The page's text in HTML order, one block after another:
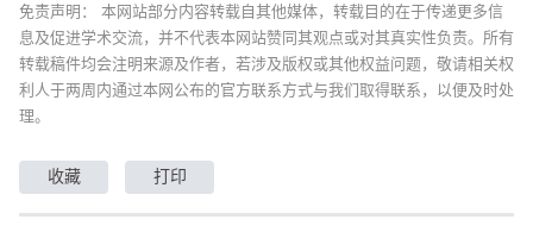
免责声明： 本网站部分内容转载自其他媒体，转载目的在于传递更多信
息及促进学术交流，并不代表本网站赞同其观点或对其真实性负责。所有
转载稿件均会注明来源及作者，若涉及版权或其他权益问题，敬请相关权
利人于两周内通过本网公布的官方联系方式与我们取得联系，以便及时处
理。
收藏 打印